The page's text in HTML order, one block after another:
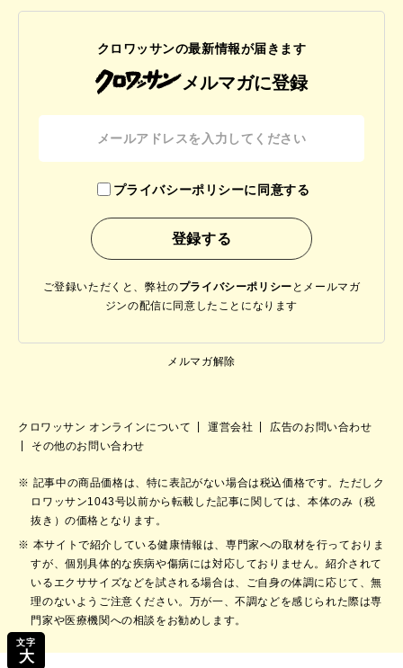
文字
大
クロワッサンの最新情報が届きます
メルマガに登録
プライバシーポリシーに同意する
ご登録いただくと、弊社のプライバシーポリシー と メールマガ
ジンの配信に同意したことになります
メルマガ解除
クロワッサン オンラインについて 運営会社
広告のお問い合わせ
その他のお問い合わせ
記事中の商品価格は、特に表記がない場合は税込価格です。ただしク
ロワッサン1043号以前から転載した記事に関しては、本体のみ（税
抜き）の価格となります。
本サイトで紹介している健康情報は、専門家への取材を行っておりま
すが、個別具体的な疾病や傷病には対応しておりません。紹介されて
いるエクササイズなどを試される場合は、ご自身の体調に応じて、無
理のないようご注意ください。万が一、不調などを感じられた際は専
門家や医療機関への相談をお勧めします。